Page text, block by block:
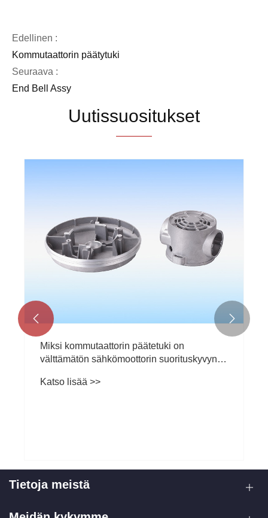
Edellinen :
Kommutaattorin päätytuki
Seuraava :
End Bell Assy
Uutissuositukset
Miksi kommutaattorin päätetuki on
välttämätön sähkömoottorin suorituskyvyn
Katso lisää >>
 
Tietoja meistä